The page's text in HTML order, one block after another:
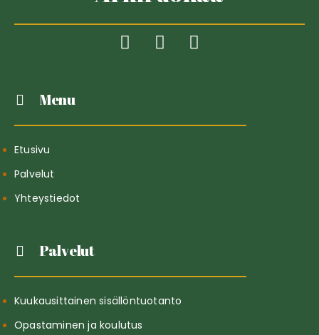
Menu
Etusivu
Palvelut
Yhteystiedot
Palvelut
Kuukausittainen sisällöntuotanto
Opastaminen ja koulutus